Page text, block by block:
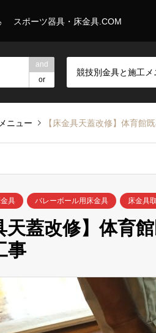
スポーツ器具・床金具.COM
and
or
ニュー 【床金具天蓋改修】体育館
具 バレーボール用床金具 床金具
天蓋改修】体育
事